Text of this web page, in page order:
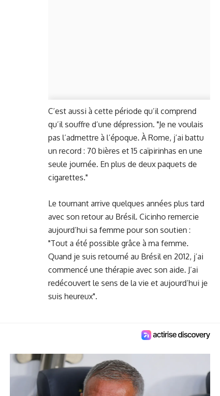
C’est aussi à cette période qu’il comprend
qu’il souffre d’une dépression. "Je ne voulais
pas l’admettre à l’époque. À Rome, j’ai battu
un record : 70 bières et 15 caïpirinhas en une
seule journée. En plus de deux paquets de
cigarettes."
Le tournant arrive quelques années plus tard
avec son retour au Brésil. Cicinho remercie
aujourd’hui sa femme pour son soutien :
"Tout a été possible grâce à ma femme.
Quand je suis retourné au Brésil en 2012, j’ai
commencé une thérapie avec son aide. J’ai
redécouvert le sens de la vie et aujourd’hui je
suis heureux".